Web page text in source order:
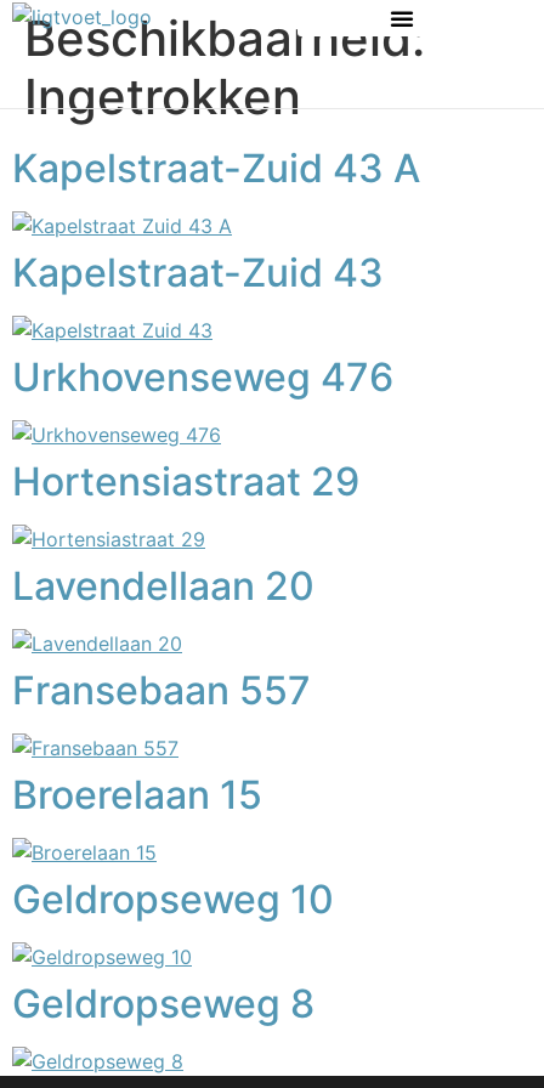
Beschikbaarheid:
Ingetrokken
Kapelstraat-Zuid 43 A
Kapelstraat-Zuid 43
Urkhovenseweg 476
Hortensiastraat 29
Lavendellaan 20
Fransebaan 557
Broerelaan 15
Geldropseweg 10
Geldropseweg 8